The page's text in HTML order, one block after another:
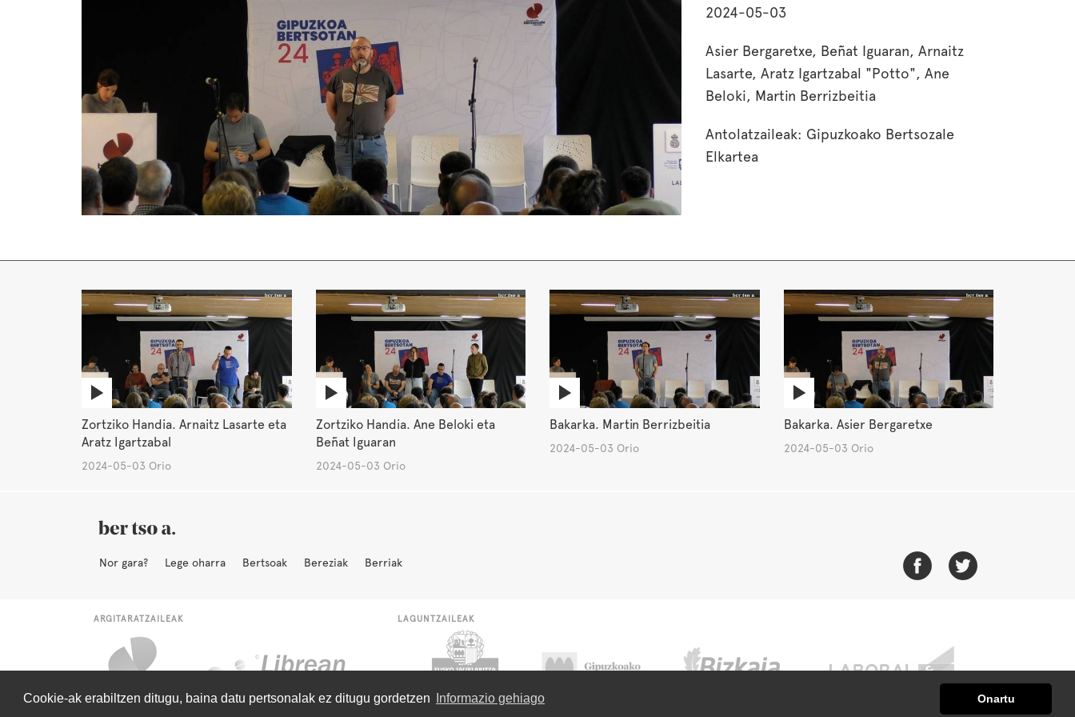
Cookie-ak erabiltzen ditugu, baina datu pertsonalak ez ditugu gordetzen Informazio gehiago Onartu
2024-05-03
Asier Bergaretxe, Beñat Iguaran, Arnaitz
Lasarte, Aratz Igartzabal "Potto", Ane
Beloki, Martin Berrizbeitia
Antolatzaileak: Gipuzkoako Bertsozale
Elkartea
Zortziko Handia. Arnaitz Lasarte eta
Aratz Igartzabal
2024-05-03 Orio
Zortziko Handia. Ane Beloki eta
Beñat Iguaran
2024-05-03 Orio
Bakarka. Martin Berrizbeitia
2024-05-03 Orio
Bakarka. Asier Bergaretxe
2024-05-03 Orio
Nor gara? Lege oharra Bertsoak Bereziak Berriak
ARGITARATZAILEAK LAGUNTZAILEAK